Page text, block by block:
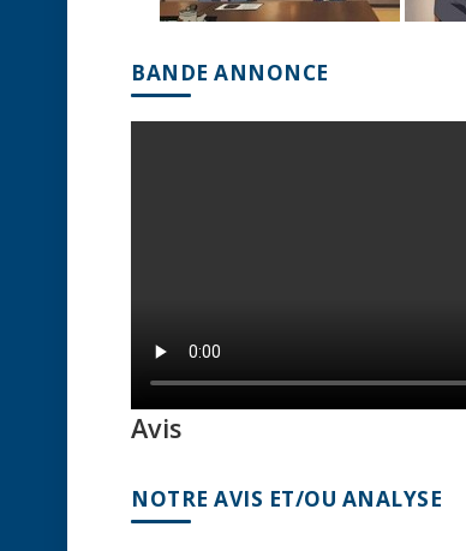
BANDE ANNONCE
Avis
NOTRE AVIS ET/OU ANALYSE